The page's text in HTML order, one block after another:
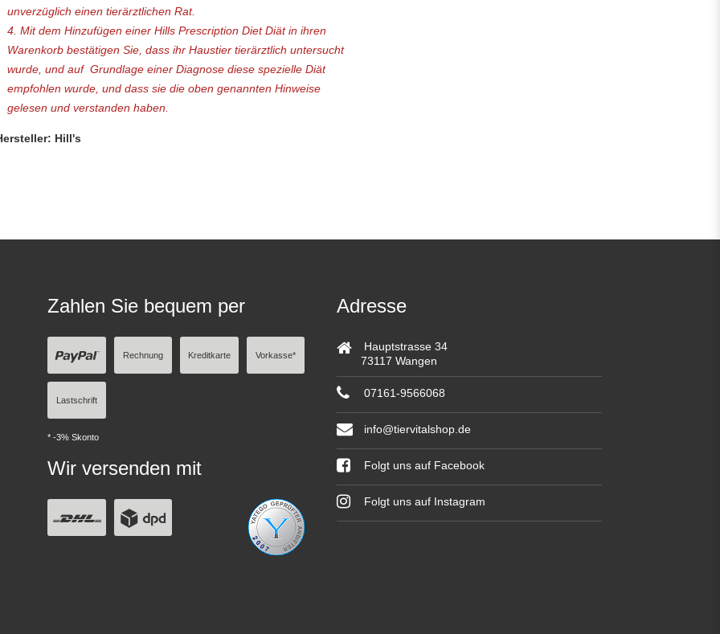
unverzüglich einen tierärztlichen Rat.
4. Mit dem Hinzufügen einer Hills Prescription Diet Diät in ihren
Warenkorb bestätigen Sie, dass ihr Haustier tierärztlich untersucht
wurde, und auf Grundlage einer Diagnose diese spezielle Diät
empfohlen wurde, und dass sie die oben genannten Hinweise
gelesen und verstanden haben.
Hill's
Zahlen Sie bequem per
Rechnung Kreditkarte Vorkasse*
Lastschrift
* -3% Skonto
Wir versenden mit
Adresse
Hauptstrasse 34
73117 Wangen
07161-9566068
info@tiervitalshop.de
Folgt uns auf Facebook
Folgt uns auf Instagram